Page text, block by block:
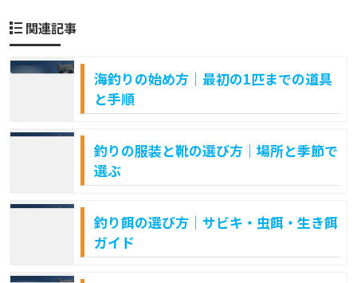
関連記事
海釣りの始め方｜最初の1匹までの道具
と手順
釣りの服装と靴の選び方｜場所と季節で
選ぶ
釣り餌の選び方｜サビキ・虫餌・生き餌
ガイド